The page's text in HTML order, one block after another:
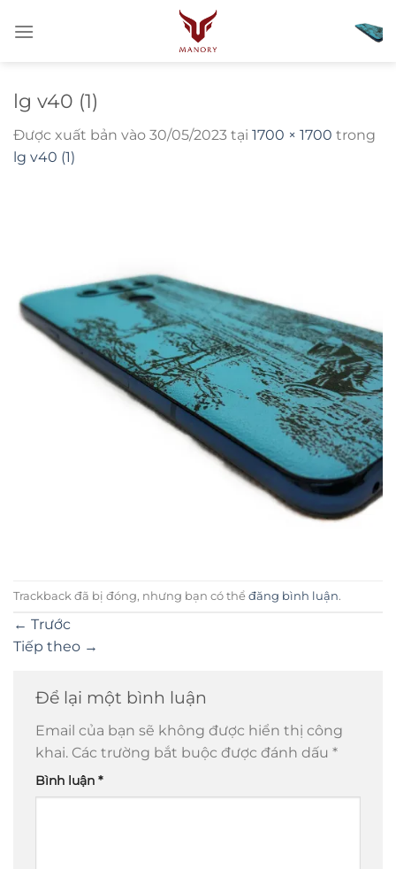
qua
lg v40 (1)
Được xuất bản vào 30/05/2023 tại 1700 × 1700 trong
lg v40 (1)
Trackback đã bị đóng, nhưng bạn có thể đăng bình luận.
← Trước
Tiếp theo →
Để lại một bình luận
Email của bạn sẽ không được hiển thị công
khai. Các trường bắt buộc được đánh dấu *
Bình luận *